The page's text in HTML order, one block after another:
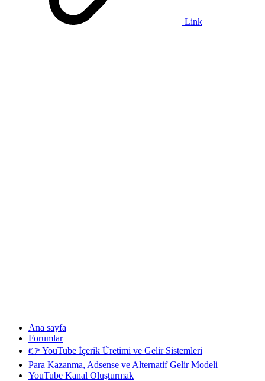
Link
Ana sayfa
Forumlar
👉 YouTube İçerik Üretimi ve Gelir Sistemleri
Para Kazanma, Adsense ve Alternatif Gelir Modeli
YouTube Kanal Oluşturmak